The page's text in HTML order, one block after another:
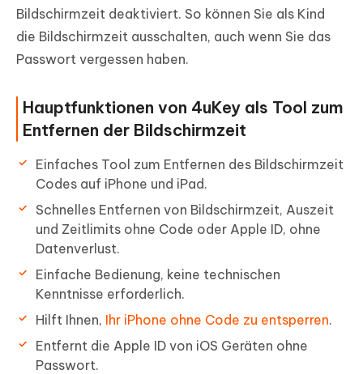
Bildschirmzeit deaktiviert. So können Sie als Kind
die Bildschirmzeit ausschalten, auch wenn Sie das
Passwort vergessen haben.
Hauptfunktionen von 4uKey als Tool zum
Entfernen der Bildschirmzeit
Einfaches Tool zum Entfernen des Bildschirmzeit
Codes auf iPhone und iPad.
Schnelles Entfernen von Bildschirmzeit, Auszeit
und Zeitlimits ohne Code oder Apple ID, ohne
Datenverlust.
Einfache Bedienung, keine technischen
Kenntnisse erforderlich.
Hilft Ihnen, Ihr iPhone ohne Code zu entsperren.
Entfernt die Apple ID von iOS Geräten ohne
Passwort.